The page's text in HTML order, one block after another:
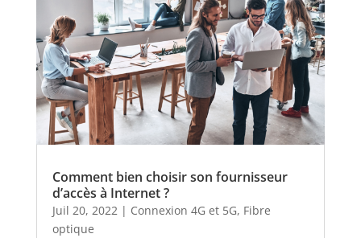
Comment bien choisir son fournisseur
d’accès à Internet ?
Juil 20, 2022| Connexion 4G et 5G, Fibre
optique